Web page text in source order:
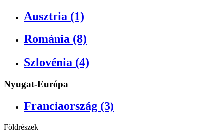
Ausztria (1)
Románia (8)
Szlovénia (4)
Nyugat-Európa
Franciaország (3)
Földrészek